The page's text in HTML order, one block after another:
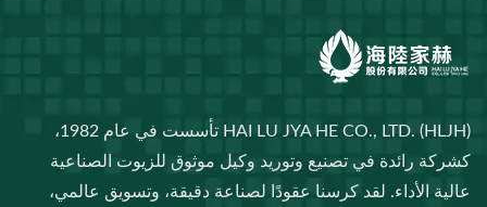
HAI LU JYA HE CO., LTD. (HLJH) تأسست في عام 1982،
كشركة رائدة في تصنيع وتوريد وكيل موثوق للزيوت الصناعية
عالية الأداء. لقد كرسنا عقودًا لصناعة دقيقة، وتسويق عالمي،